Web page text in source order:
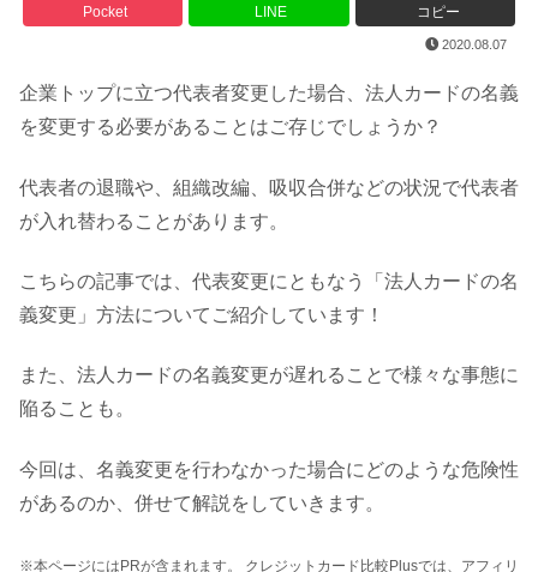
Pocket LINE コピー
2020.08.07
企業トップに立つ代表者変更した場合、法人カードの名義
を変更する必要があることはご存じでしょうか？
代表者の退職や、組織改編、吸収合併などの状況で代表者
が入れ替わることがあります。
こちらの記事では、代表変更にともなう「法人カードの名
義変更」方法についてご紹介しています！
また、法人カードの名義変更が遅れることで様々な事態に
陥ることも。
今回は、名義変更を行わなかった場合にどのような危険性
があるのか、併せて解説をしていきます。
※本ページにはPRが含まれます。 クレジットカード比較Plusでは、アフィリ